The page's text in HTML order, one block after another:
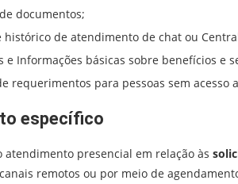
documentos;
histórico de atendimento de chat ou
e Informações básicas sobre benefícios e
requerimentos para pessoas sem acesso
específico
atendimento presencial em relação às
remotos ou por meio de